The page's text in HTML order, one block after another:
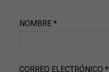
NOMBRE *
CORREO ELECTRÓNICO *